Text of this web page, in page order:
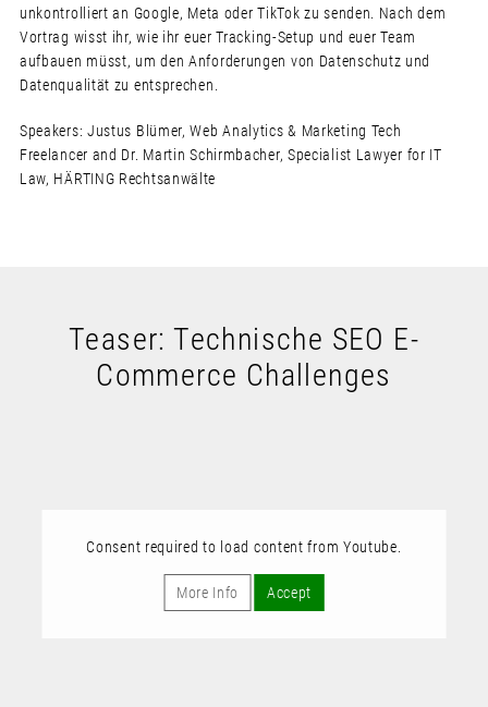
unkontrolliert an Google, Meta oder TikTok zu senden. Nach dem
Vortrag wisst ihr, wie ihr euer Tracking-Setup und euer Team
aufbauen müsst, um den Anforderungen von Datenschutz und
Datenqualität zu entsprechen.
Speakers: Justus Blümer, Web Analytics & Marketing Tech
Freelancer and Dr. Martin Schirmbacher, Specialist Lawyer for IT
Law, HÄRTING Rechtsanwälte
Teaser: Technische SEO E-
Commerce Challenges
Consent required to load content from Youtube.
More Info Accept